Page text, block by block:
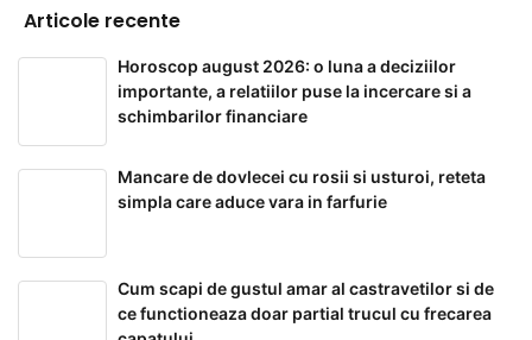
Articole recente
Horoscop august 2026: o luna a deciziilor
importante, a relatiilor puse la incercare si a
schimbarilor financiare
Mancare de dovlecei cu rosii si usturoi, reteta
simpla care aduce vara in farfurie
Cum scapi de gustul amar al castravetilor si de
ce functioneaza doar partial trucul cu frecarea